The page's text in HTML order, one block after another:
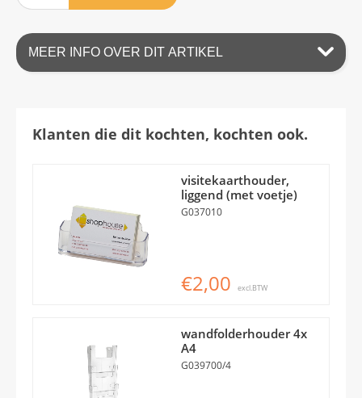
MEER INFO OVER DIT ARTIKEL
Klanten die dit kochten, kochten ook.
visitekaarthouder,
liggend (met voetje)
G037010
€2,00 excl.BTW
wandfolderhouder 4x
A4
G039700/4